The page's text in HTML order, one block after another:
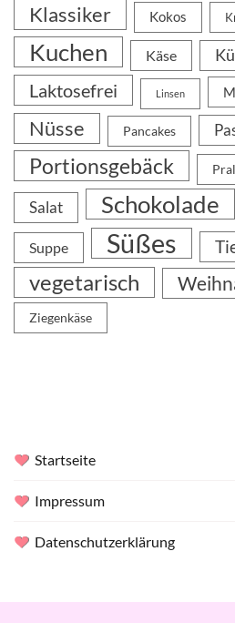
Klassiker Kokos
Kuchen Käse
Laktosefrei Linsen
Nüsse Pancakes
Portionsgebäck
Salat Schokolade
Suppe Süßes
vegetarisch
Ziegenkäse
Startseite
Impressum
Datenschutzerklärung